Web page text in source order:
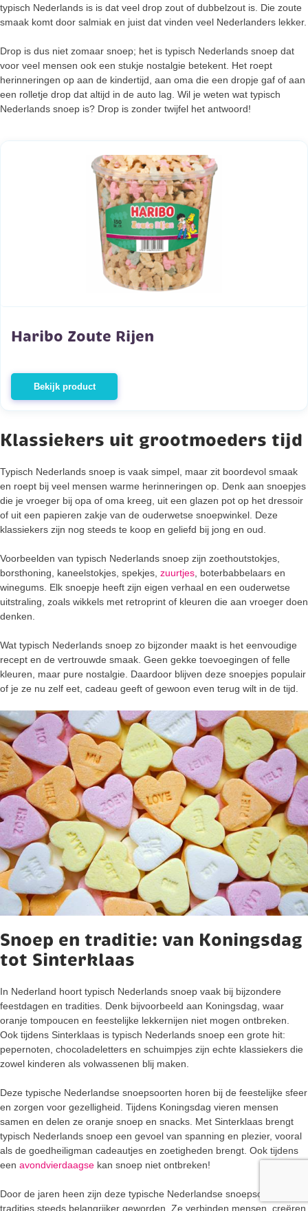
typisch Nederlands is is dat veel drop zout of dubbelzout is. Die zoute
smaak komt door salmiak en juist dat vinden veel Nederlanders lekker.
Drop is dus niet zomaar snoep; het is typisch Nederlands snoep dat
voor veel mensen ook een stukje nostalgie betekent. Het roept
herinneringen op aan de kindertijd, aan oma die een dropje gaf of aan
een rolletje drop dat altijd in de auto lag. Wil je weten wat typisch
Nederlands snoep is? Drop is zonder twijfel het antwoord!
Haribo Zoute Rijen
Bekijk product
Klassiekers uit grootmoeders tijd
Typisch Nederlands snoep is vaak simpel, maar zit boordevol smaak
en roept bij veel mensen warme herinneringen op. Denk aan snoepjes
die je vroeger bij opa of oma kreeg, uit een glazen pot op het dressoir
of uit een papieren zakje van de ouderwetse snoepwinkel. Deze
klassiekers zijn nog steeds te koop en geliefd bij jong en oud.
Voorbeelden van typisch Nederlands snoep zijn zoethoutstokjes,
borsthoning, kaneelstokjes, spekjes, zuurtjes , boterbabbelaars en
winegums. Elk snoepje heeft zijn eigen verhaal en een ouderwetse
uitstraling, zoals wikkels met retroprint of kleuren die aan vroeger doen
denken.
Wat typisch Nederlands snoep zo bijzonder maakt is het eenvoudige
recept en de vertrouwde smaak. Geen gekke toevoegingen of felle
kleuren, maar pure nostalgie. Daardoor blijven deze snoepjes populair
of je ze nu zelf eet, cadeau geeft of gewoon even terug wilt in de tijd.
Snoep en traditie: van Koningsdag
tot Sinterklaas
In Nederland hoort typisch Nederlands snoep vaak bij bijzondere
feestdagen en tradities. Denk bijvoorbeeld aan Koningsdag, waar
oranje tompoucen en feestelijke lekkernijen niet mogen ontbreken.
Ook tijdens Sinterklaas is typisch Nederlands snoep een grote hit:
pepernoten, chocoladeletters en schuimpjes zijn echte klassiekers die
zowel kinderen als volwassenen blij maken.
Deze typische Nederlandse snoepsoorten horen bij de feestelijke sfeer
en zorgen voor gezelligheid. Tijdens Koningsdag vieren mensen
samen en delen ze oranje snoep en snacks. Met Sinterklaas brengt
typisch Nederlands snoep een gevoel van spanning en plezier, vooral
als de goedheiligman cadeautjes en zoetigheden brengt. Ook tijdens
een avondvierdaagse kan snoep niet ontbreken!
Door de jaren heen zijn deze typische Nederlandse snoepsoorten en
tradities steeds belangrijker geworden. Ze verbinden mensen, creëren